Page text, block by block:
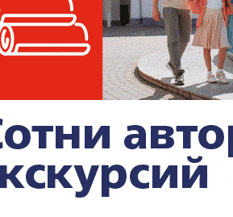
о работе над
Цивилёв подчеркнул, что
покрытие потребностей
сосредоточены на том, чтобы
курсах валют и
на Life.ru.